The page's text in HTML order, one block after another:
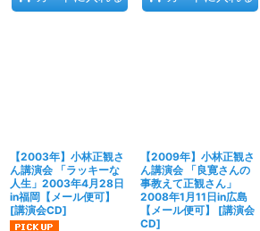
【2003年】小林正観さ
ん講演会 「ラッキーな
人生」2003年4月28日
in福岡【メール便可】
[講演会CD]
【2009年】小林正観さ
ん講演会 「良寛さんの
事教えて正観さん」
2008年1月11日in広島
【メール便可】
[講演会
CD]